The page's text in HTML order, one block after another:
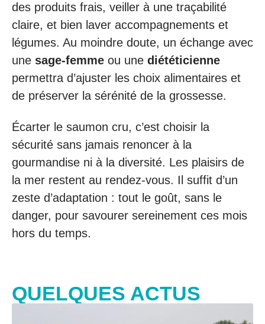
des produits frais, veiller à une traçabilité
claire, et bien laver accompagnements et
légumes. Au moindre doute, un échange avec
une sage-femme ou une diététicienne
permettra d’ajuster les choix alimentaires et
de préserver la sérénité de la grossesse.
Écarter le saumon cru, c’est choisir la
sécurité sans jamais renoncer à la
gourmandise ni à la diversité. Les plaisirs de
la mer restent au rendez-vous. Il suffit d’un
zeste d’adaptation : tout le goût, sans le
danger, pour savourer sereinement ces mois
hors du temps.
QUELQUES ACTUS